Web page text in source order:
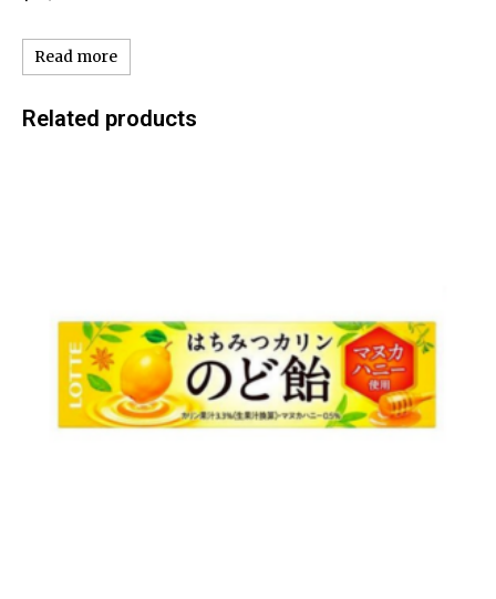
Read more
Related products